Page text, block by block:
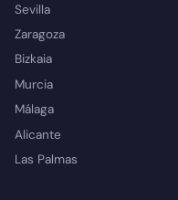
Sevilla
Zaragoza
Bizkaia
Murcia
Málaga
Alicante
Las Palmas